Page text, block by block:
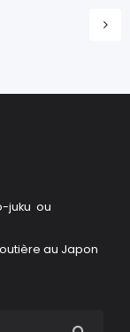
juku ou
au Japon